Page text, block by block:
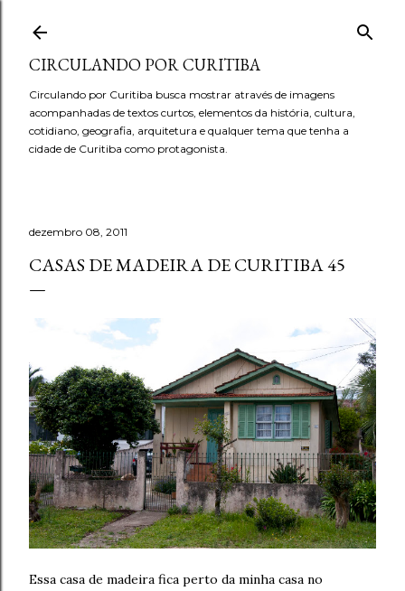
CIRCULANDO POR CURITIBA
Circulando por Curitiba busca mostrar através de imagens
acompanhadas de textos curtos, elementos da história, cultura,
cotidiano, geografia, arquitetura e qualquer tema que tenha a
cidade de Curitiba como protagonista.
dezembro 08, 2011
CASAS DE MADEIRA DE CURITIBA 45
Essa casa de madeira fica perto da minha casa no